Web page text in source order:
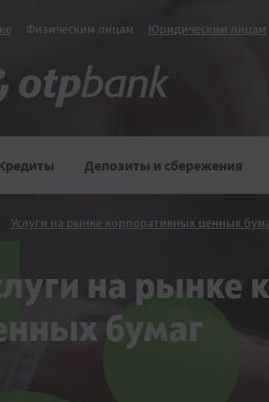
Физическим лицам Юридическим лицам
Депозиты и сбережения
Услуги на рынке корпоративных ценных
на рынке
бумаг